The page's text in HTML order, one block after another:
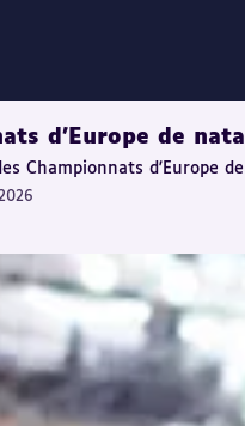
d'Europe de
Championnats d'Europe